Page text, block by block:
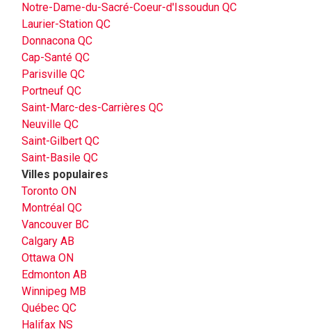
Notre-Dame-du-Sacré-Coeur-d'Issoudun QC
Laurier-Station QC
Donnacona QC
Cap-Santé QC
Parisville QC
Portneuf QC
Saint-Marc-des-Carrières QC
Neuville QC
Saint-Gilbert QC
Saint-Basile QC
Villes populaires
Toronto ON
Montréal QC
Vancouver BC
Calgary AB
Ottawa ON
Edmonton AB
Winnipeg MB
Québec QC
Halifax NS